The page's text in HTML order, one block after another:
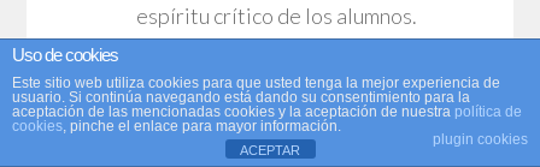
espíritu crítico de los alumnos.
Otro de los puntos que tuvimos en cuenta sería
que, la narrativa utilizada en la película no
supusiera una dificultad excesiva a la hora de
Uso de cookies
Este sitio web utiliza cookies para que usted tenga la mejor experiencia de
usuario. Si continúa navegando está dando su consentimiento para la
aceptación de las mencionadas cookies y la aceptación de nuestra política de
cookies, pinche el enlace para mayor información.
plugin cookies
ACEPTAR